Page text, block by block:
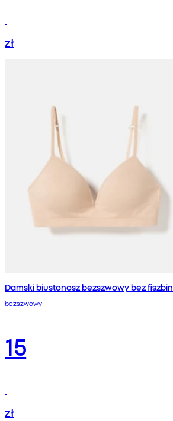
zł
Damski biustonosz bezszwowy bez fiszbin
bezszwowy
15
zł